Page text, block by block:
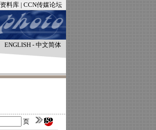
资料库 | CCN传媒论坛
ENGLISH - 中文简体
页